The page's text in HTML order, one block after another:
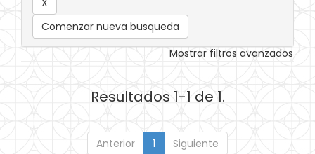
Comenzar nueva busqueda
Mostrar filtros avanzados
Resultados 1-1 de 1.
Anterior 1 Siguiente